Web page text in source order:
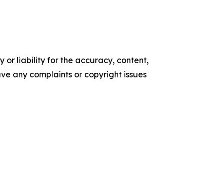
or liability for the accuracy, content,
any complaints or copyright issues